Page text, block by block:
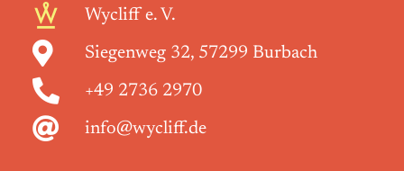
Wycliff e. V.
Siegenweg 32, 57299 Burbach
+49 2736 2970
info@wycliff.de